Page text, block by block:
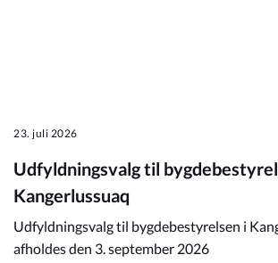
23. juli 2026
Udfyldningsvalg til
Kangerlussuaq
Udfyldningsvalg til bygdebestyrelsen i
afholdes den 3. september 2026